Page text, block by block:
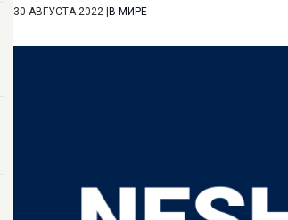
30 АВГУСТА 2022 В МИРЕ